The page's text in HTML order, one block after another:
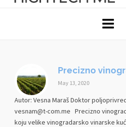
Precizno
May 13, 2020
Autor: Vesna Maraš Doktor
vesnam@t-com.me Precizno
koju velike vinogradarsko vinarske